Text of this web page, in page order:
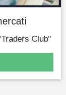
Club"